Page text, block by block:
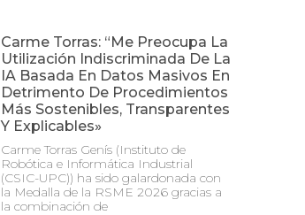
Carme Torras: “Me Preocupa La
Utilización Indiscriminada De La
IA Basada En Datos Masivos En
Detrimento De Procedimientos
Más Sostenibles, Transparentes
Y Explicables»
Carme Torras Genís (Instituto de
Robótica e Informática Industrial
(CSIC-UPC)) ha sido galardonada con
la Medalla de la RSME 2026 gracias a
la combinación de